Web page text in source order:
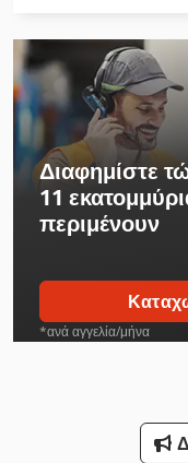
Διαφημίστε
11
περιμένουν
*ανά αγγελία/μήνα